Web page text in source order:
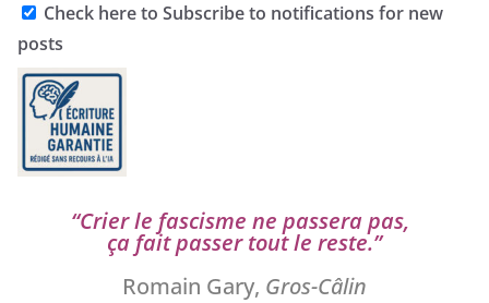
Check here to Subscribe to notifications for new
posts
“Crier le fas­cisme ne pas­se­ra pas,
ça fait pas­ser tout le reste.”
Romain Gary, Gros-Câlin